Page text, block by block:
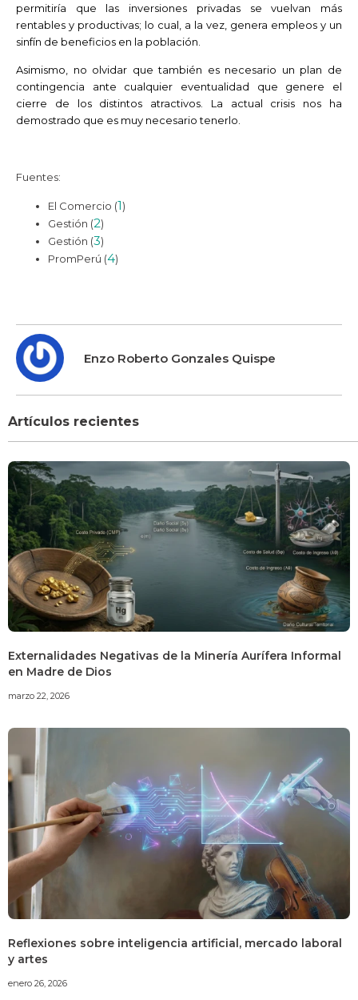
permitiría que las inversiones privadas se vuelvan más
rentables y productivas; lo cual, a la vez, genera empleos y un
sinfín de beneficios en la población.
Asimismo, no olvidar que también es necesario un plan de
contingencia ante cualquier eventualidad que genere el
cierre de los distintos atractivos. La actual crisis nos ha
demostrado que es muy necesario tenerlo.
Fuentes:
El Comercio (1)
Gestión (2)
Gestión (3)
PromPerú (4)
Enzo Roberto Gonzales Quispe
Artículos recientes
Externalidades Negativas de la Minería Aurífera Informal
en Madre de Dios
marzo 22, 2026
Reflexiones sobre inteligencia artificial, mercado laboral
y artes
enero 26, 2026